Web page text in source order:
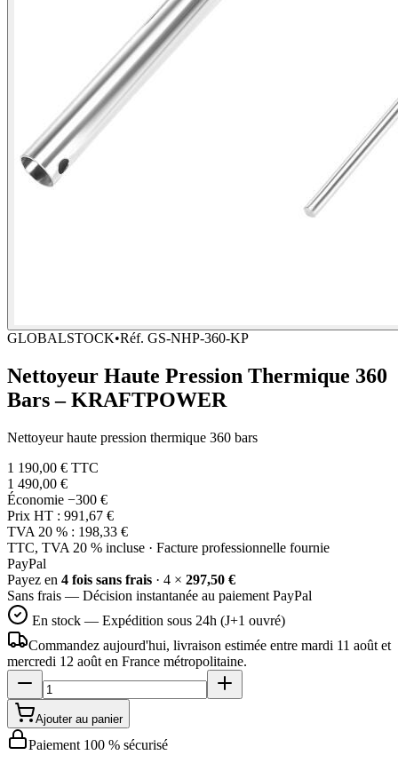
GLOBALSTOCK•Réf. GS-NHP-360-KP
Nettoyeur Haute Pression Thermique 360
Bars – KRAFTPOWER
Nettoyeur haute pression thermique 360 bars
1 190,00 € TTC
1 490,00 €
Économie −300 €
Prix HT : 991,67 €
TVA 20 % : 198,33 €
TTC, TVA 20 % incluse · Facture professionnelle fournie
PayPal
Payez en 4 fois sans frais · 4 × 297,50 €
Sans frais — Décision instantanée au paiement PayPal
En stock — Expédition sous 24h (J+1 ouvré)
Commandez aujourd'hui, livraison estimée entre mardi 11 août et
mercredi 12 août en France métropolitaine.
Ajouter au panier
Paiement 100 % sécurisé